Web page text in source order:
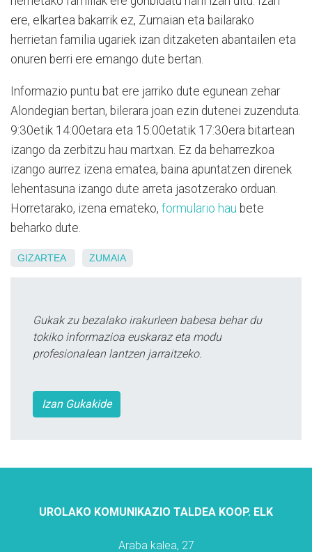
ere, elkartea bakarrik ez, Zumaian eta bailarako
herrietan familia ugariek izan ditzaketen abantailen eta
onuren berri ere emango dute bertan.
Informazio puntu bat ere jarriko dute egunean zehar
Alondegian bertan, bilerara joan ezin dutenei zuzenduta.
9:30etik 14:00etara eta 15:00etatik 17:30era bitartean
izango da zerbitzu hau martxan. Ez da beharrezkoa
izango aurrez izena ematea, baina apuntatzen direnek
lehentasuna izango dute arreta jasotzerako orduan.
Horretarako, izena emateko, formulario hau bete
beharko dute.
GIZARTEA ZUMAIA
Gukak zu bezalako irakurleen babesa behar du
tokiko informazioa euskaraz eta modu
profesionalean lantzen jarraitzeko.
Izan Gukakide
UROLAKO KOMUNIKAZIO TALDEA KOOP. ELK
Araba kalea, 27